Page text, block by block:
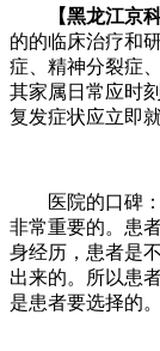
【黑龙江京
的的临床治疗和
症、精神分裂症
其家属日常应时
复发症状应立即
医院的口碑：
非常重要的。患
身经历，患者是
出来的。所以患
是患者要选择的。